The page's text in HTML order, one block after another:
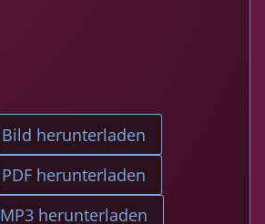
Bild herunterladen
PDF herunterladen
MP3 herunterladen